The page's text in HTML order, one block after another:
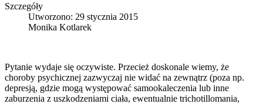
Szczegóły
Utworzono: 29 stycznia 2015
Monika Kotlarek
Pytanie wydaje się oczywiste. Przecież doskonale wiemy, że
choroby psychicznej zazwyczaj nie widać na zewnątrz (poza np.
depresją, gdzie mogą występować samookaleczenia lub inne
zaburzenia z uszkodzeniami ciała, ewentualnie trichotillomania,